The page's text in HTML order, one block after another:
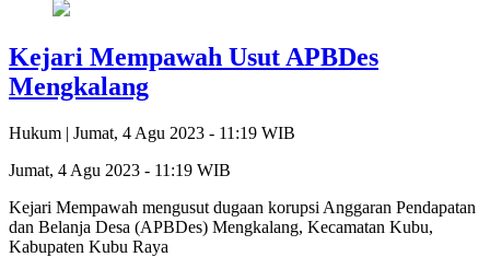
Kejari Mempawah Usut APBDes
Mengkalang
Hukum | Jumat, 4 Agu 2023 - 11:19 WIB
Jumat, 4 Agu 2023 - 11:19 WIB
Kejari Mempawah mengusut dugaan korupsi Anggaran Pendapatan
dan Belanja Desa (APBDes) Mengkalang, Kecamatan Kubu,
Kabupaten Kubu Raya